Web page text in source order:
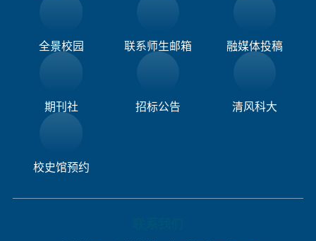
全景校园 联系师生邮箱 融媒体投稿​
期刊社 招标公告 清风科大
校史馆预约